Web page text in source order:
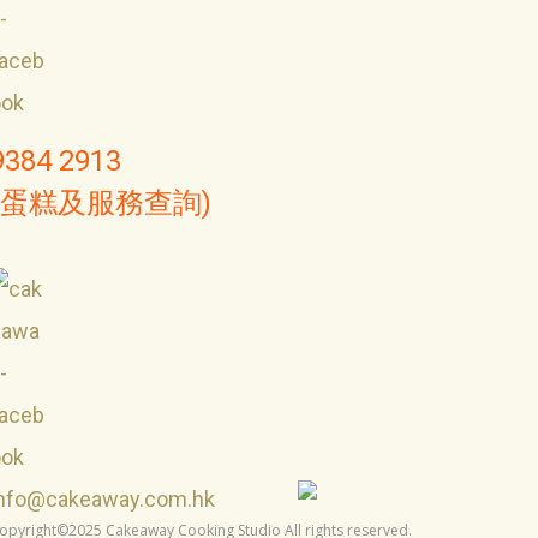
2913
糕及服務查詢)
Cakeaway Cooking Studio All rights reserved.